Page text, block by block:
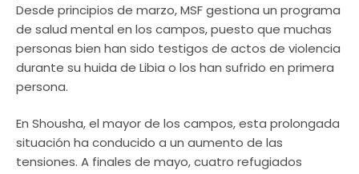
Desde principios de marzo, MSF gestiona un programa
de salud mental en los campos, puesto que muchas
personas bien han sido testigos de actos de violencia
durante su huida de Libia o los han sufrido en primera
persona.
En Shousha, el mayor de los campos, esta prolongada
situación ha conducido a un aumento de las
tensiones. A finales de mayo, cuatro refugiados